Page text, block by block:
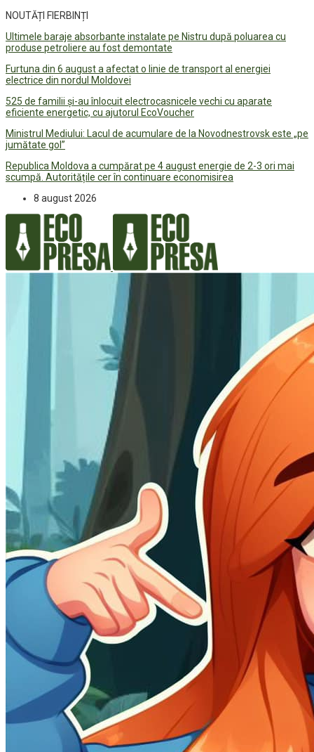
NOUTĂȚI FIERBINȚI
Ultimele baraje absorbante instalate pe Nistru după poluarea cu
produse petroliere au fost demontate
Furtuna din 6 august a afectat o linie de transport al energiei
electrice din nordul Moldovei
525 de familii și-au înlocuit electrocasnicele vechi cu aparate
eficiente energetic, cu ajutorul EcoVoucher
Ministrul Mediului: Lacul de acumulare de la Novodnestrovsk este „pe
jumătate gol”
Republica Moldova a cumpărat pe 4 august energie de 2-3 ori mai
scumpă. Autoritățile cer în continuare economisirea
8 august 2026